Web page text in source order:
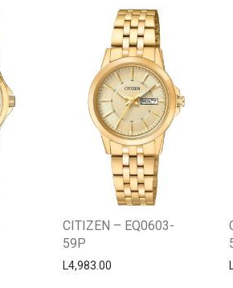
CITIZEN – EQ0603-
59P
L4,983.00 L